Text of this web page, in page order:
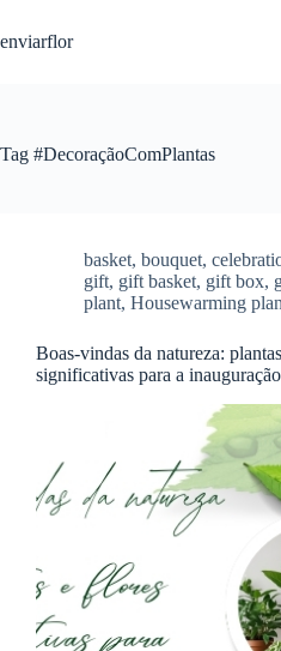
k
c
enviarflor
Tag #DecoraçãoComPlantas
basket, bouquet,
gift, gift basket, gift box,
plant, Housewarming
Boas-vindas da natureza:
significativas para a